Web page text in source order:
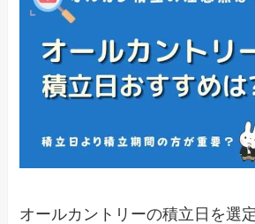
オールカントリーの積立日を選